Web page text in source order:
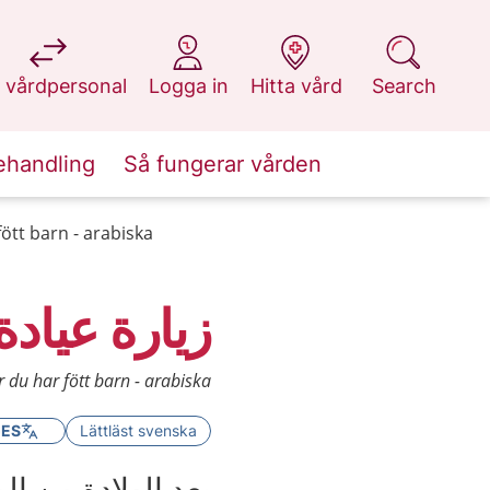
vårdpersonal
at 1177.se
Logga in
at 1177.se
Hitta vård
at 1177.se
Search
at 1177.se
Så fungerar vården
barn - arabiska
زيارة
du har fött barn - arabiska
Lättläst svenska